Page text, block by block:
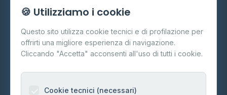
Cos'è il GPL
FAQ
Contatti
Informazioni legali
🍪 Utilizziamo i cookie
Questo sito utilizza cookie tecnici e di profilazione per
offrirti una migliore esperienza di navigazione.
Cliccando "Accetta" acconsenti all'uso di tutti i cookie.
Cookie tecnici (necessari)